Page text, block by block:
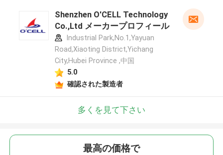
Shenzhen O'CELL Technology
Co.,Ltd メーカープロフィール
Industrial Park,No.1,Yayuan
Road,Xiaoting District,Yichang
City,Hubei Province ,中国
5.0
確認された製造者
多くを見て下さい
最高の価格で